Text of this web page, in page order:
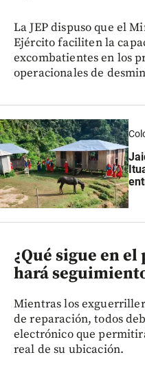
La JEP dispuso que el
Ejército faciliten la
excombatientes en los
operacionales de
¿Qué sigue en el
hará
Mientras los
de reparación, todos
electrónico que
real de su ubicación.